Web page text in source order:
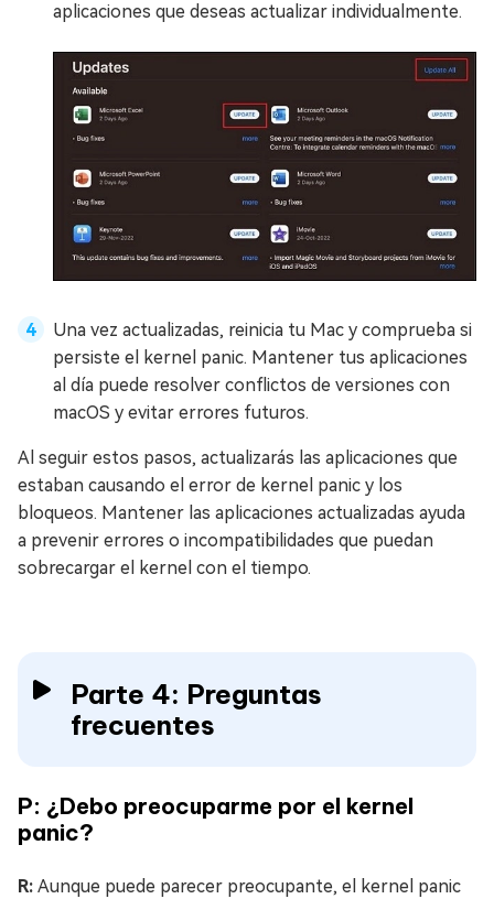
aplicaciones que deseas actualizar individualmente.
Una vez actualizadas, reinicia tu Mac y comprueba si
persiste el kernel panic. Mantener tus aplicaciones
al día puede resolver conflictos de versiones con
macOS y evitar errores futuros.
Al seguir estos pasos, actualizarás las aplicaciones que
estaban causando el error de kernel panic y los
bloqueos. Mantener las aplicaciones actualizadas ayuda
a prevenir errores o incompatibilidades que puedan
sobrecargar el kernel con el tiempo.
Parte 4: Preguntas
frecuentes
P: ¿Debo preocuparme por el kernel
panic?
R: Aunque puede parecer preocupante, el kernel panic